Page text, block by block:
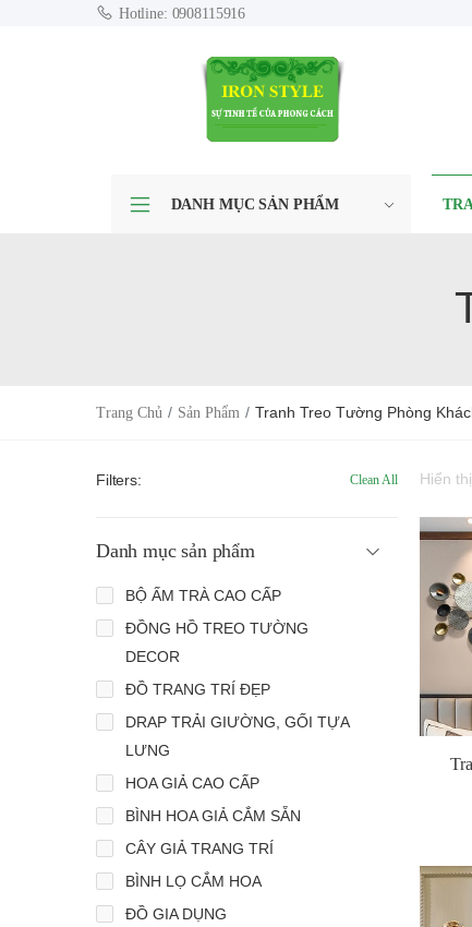
Hotline: 0908115916
DANH MỤC SẢN PHẨM
Trang Chủ Sản Phẩm Tranh Treo Tường Phòng
Hiển thị
Filters: Clean All
Danh mục sản phẩm
BỘ ẤM TRÀ CAO CẤP
ĐỒNG HỒ TREO TƯỜNG
DECOR
ĐỒ TRANG TRÍ ĐẸP
DRAP TRẢI GIƯỜNG, GỐI TỰA
LƯNG
HOA GIẢ CAO CẤP
BÌNH HOA GIẢ CẮM SẴN
CÂY GIẢ TRANG TRÍ
BÌNH LỌ CẮM HOA
ĐỒ GIA DỤNG